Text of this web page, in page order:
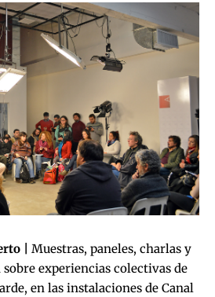
|
Muestras, paneles, charlas y
experiencias colectivas de
en las instalaciones de Canal